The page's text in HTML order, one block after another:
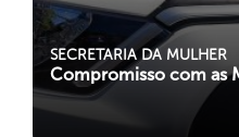
SECRETARIA DA MULHER
Compromisso com as